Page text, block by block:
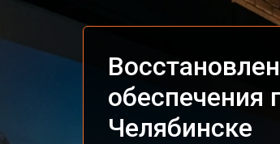
обеспечения
Челябинске